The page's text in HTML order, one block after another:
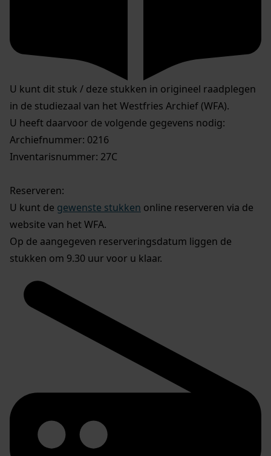
U kunt dit stuk / deze stukken in origineel raadplegen
in de studiezaal van het Westfries Archief (WFA).
U heeft daarvoor de volgende gegevens nodig:
Archiefnummer: 0216
Inventarisnummer: 27C
Reserveren:
U kunt de gewenste stukken online reserveren via de
website van het WFA.
Op de aangegeven reserveringsdatum liggen de
stukken om 9.30 uur voor u klaar.